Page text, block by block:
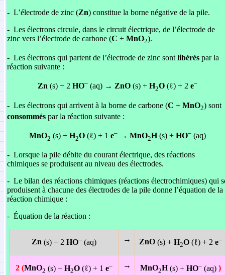
- L’électrode de zinc (Zn) constitue la borne négative de la pile.
- Les électrons circule, dans le circuit électrique, de l’électrode de
zinc vers l’électrode de carbone (C + MnO2).
- Les électrons qui partent de l’électrode de zinc sont libérés par la
réaction suivante :
Zn (s) + 2 HO– (aq) → ZnO (s) + H2O (ℓ) + 2 e–
- Les électrons qui arrivent à la borne de carbone (C + MnO2) sont
consommés par la réaction suivante :
MnO2 (s) + H2O (ℓ) + 1 e– → MnO2H(s) + HO– (aq)
- Lorsque la pile débite du courant électrique, des réactions
chimiques se produisent au niveau des électrodes.
- Le bilan des réactions chimiques (réactions électrochimiques) qui
produisent à chacune des électrodes de la pile donne l’équation de la
réaction chimique :
- Équation de la réaction :
Zn (s) + 2 HO– (aq) → ZnO(s) + H2O(ℓ) + 2 e–
2 (MnO2 (s) + H2O (ℓ) + 1 e– → MnO2H(s) + HO–(aq) )